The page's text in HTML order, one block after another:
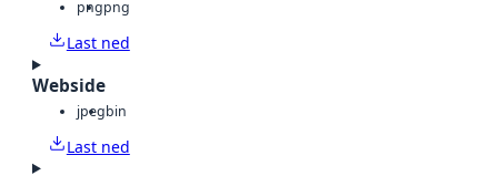
pngpng
Last ned
Webside
jpegbin
Last ned